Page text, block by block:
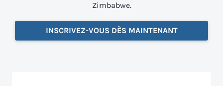
Zimbabwe.
INSCRIVEZ-VOUS DÈS MAINTENANT